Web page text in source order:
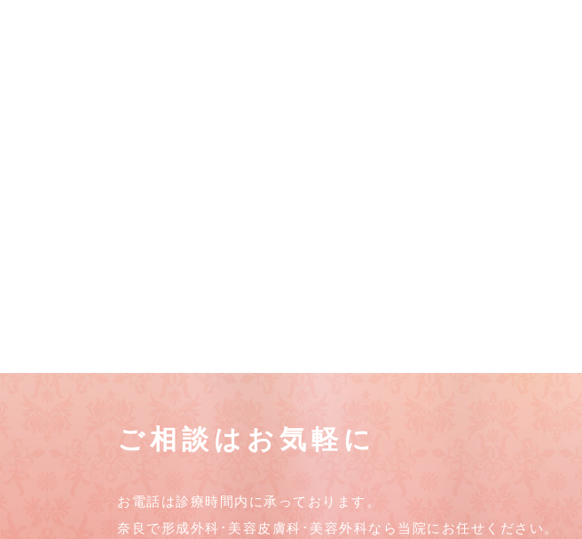
ご相談はお気軽に
お電話は診療時間内に承っております。
奈良で形成外科･美容皮膚科･美容外科なら当院にお任せください。